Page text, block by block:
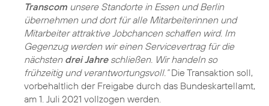
Transcom unsere Standorte in Essen und Berlin
übernehmen und dort für alle Mitarbeiterinnen und
Mitarbeiter attraktive Jobchancen schaffen wird. Im
Gegenzug werden wir einen Servicevertrag für die
nächsten drei Jahreschließen. Wir handeln so
frühzeitig und verantwortungsvoll.“Die Transaktion soll,
vorbehaltlich der Freigabe durch das Bundeskartellamt,
am 1. Juli 2021 vollzogen werden.